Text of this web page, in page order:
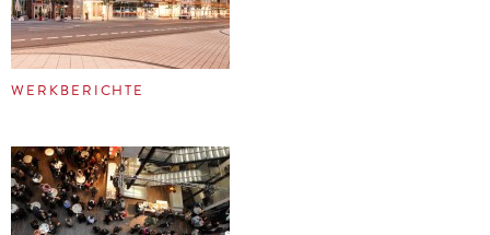
WERKBERICHTE